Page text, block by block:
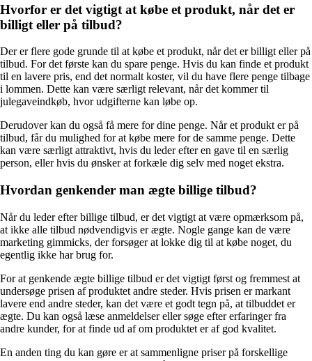
Hvorfor er det vigtigt at købe et produkt, når det er
billigt eller på tilbud?
Der er flere gode grunde til at købe et produkt, når det er billigt eller på
tilbud. For det første kan du spare penge. Hvis du kan finde et produkt
til en lavere pris, end det normalt koster, vil du have flere penge tilbage
i lommen. Dette kan være særligt relevant, når det kommer til
julegaveindkøb, hvor udgifterne kan løbe op.
Derudover kan du også få mere for dine penge. Når et produkt er på
tilbud, får du mulighed for at købe mere for de samme penge. Dette
kan være særligt attraktivt, hvis du leder efter en gave til en særlig
person, eller hvis du ønsker at forkæle dig selv med noget ekstra.
Hvordan genkender man ægte billige tilbud?
Når du leder efter billige tilbud, er det vigtigt at være opmærksom på,
at ikke alle tilbud nødvendigvis er ægte. Nogle gange kan de være
marketing gimmicks, der forsøger at lokke dig til at købe noget, du
egentlig ikke har brug for.
For at genkende ægte billige tilbud er det vigtigt først og fremmest at
undersøge prisen af produktet andre steder. Hvis prisen er markant
lavere end andre steder, kan det være et godt tegn på, at tilbuddet er
ægte. Du kan også læse anmeldelser eller søge efter erfaringer fra
andre kunder, for at finde ud af om produktet er af god kvalitet.
En anden ting du kan gøre er at sammenligne priser på forskellige